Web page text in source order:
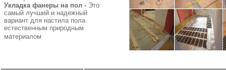
Укладка фанеры на пол - Это
самый лучший и надежный
вариант для настила пола
естественным природным
материалом